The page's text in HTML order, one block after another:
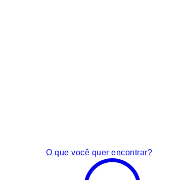
O que você quer encontrar?